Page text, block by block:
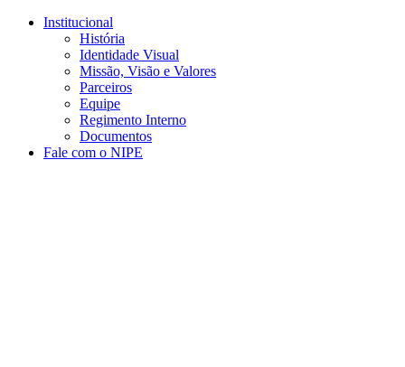
Conteúdo principal
Institucional
História
Identidade Visual
Missão, Visão e Valores
Parceiros
Equipe
Regimento Interno
Documentos
Fale com o NIPE